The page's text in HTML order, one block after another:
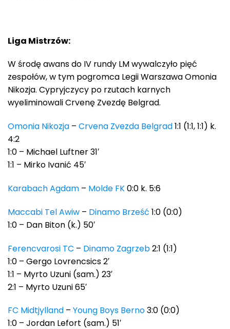
Liga Mistrzów:
W środę awans do IV rundy LM wywalczyło pięć
zespołów, w tym pogromca Legii Warszawa Omonia
Nikozja. Cypryjczycy po rzutach karnych
wyeliminowali Crvenę Zvezdę Belgrad.
Omonia Nikozja – Crvena Zvezda Belgrad1:1 (1:1, 1:1) k.
4:2
1:0 – Michael Luftner 31′
1:1 – Mirko Ivanić 45′
Karabach Agdam – Molde FK0:0 k. 5:6
Maccabi Tel Awiw – Dinamo Brześć 1:0 (0:0)
1:0 – Dan Biton (k.) 50′
Ferencvarosi TC – Dinamo Zagrzeb2:1 (1:1)
1:0 – Gergo Lovrencsics 2′
1:1 – Myrto Uzuni (sam.) 23′
2:1 – Myrto Uzuni 65′
FC Midtjylland – Young Boys Berno3:0 (0:0)
1:0 – Jordan Lefort (sam.) 51′